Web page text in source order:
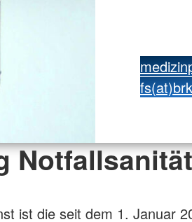
ist die seit dem 1. Januar